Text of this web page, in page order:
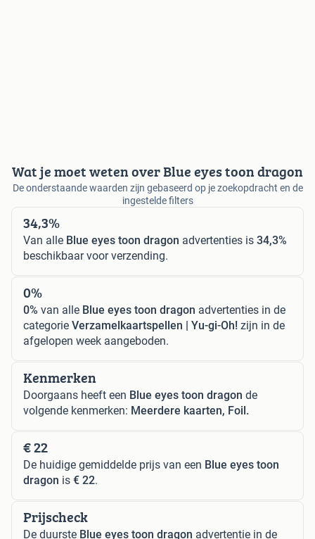
Wat je moet weten over Blue eyes toon dragon
De onderstaande waarden zijn gebaseerd op je zoekopdracht en de
ingestelde filters
34,3%
Van alle Blue eyes toon dragon advertenties is 34,3%
beschikbaar voor verzending.
0%
0% van alle Blue eyes toon dragon advertenties in de
categorie Verzamelkaartspellen | Yu-gi-Oh! zijn in de
afgelopen week aangeboden.
Kenmerken
Doorgaans heeft een Blue eyes toon dragon de
volgende kenmerken: Meerdere kaarten, Foil.
€ 22
De huidige gemiddelde prijs van een Blue eyes toon
dragon is € 22.
Prijscheck
De duurste Blue eyes toon dragon advertentie in de